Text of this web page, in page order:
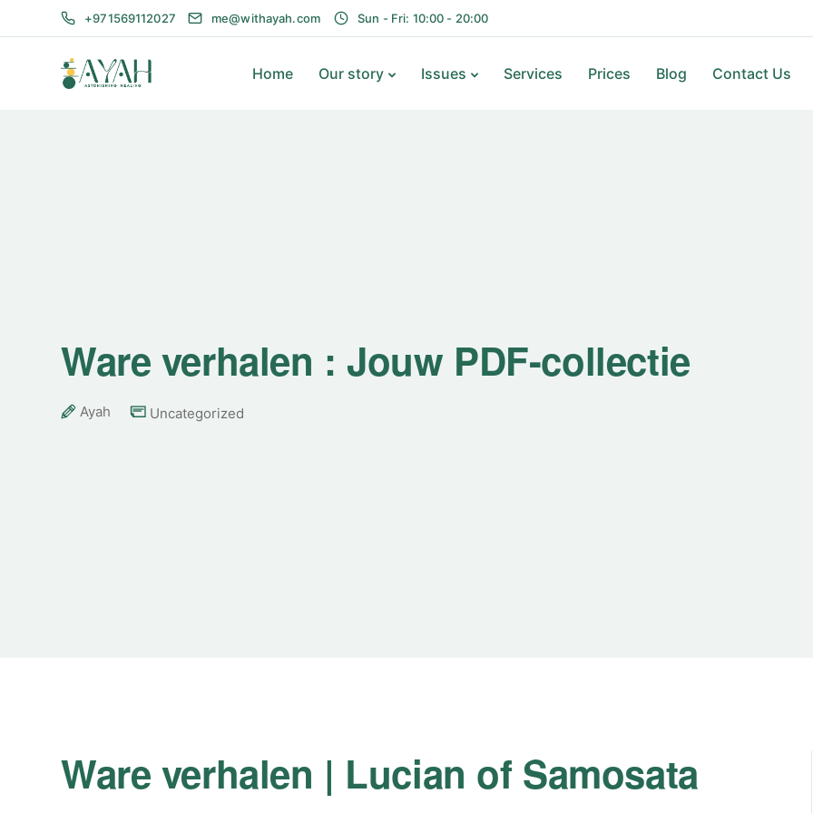
+971569112027 me@withayah.com Sun - Fri: 10:00 - 20:00
Home Our story Issues Services Prices Blog Contact Us
Ware verhalen : Jouw PDF-collectie
Ayah Uncategorized
Ware verhalen | Lucian of Samosata